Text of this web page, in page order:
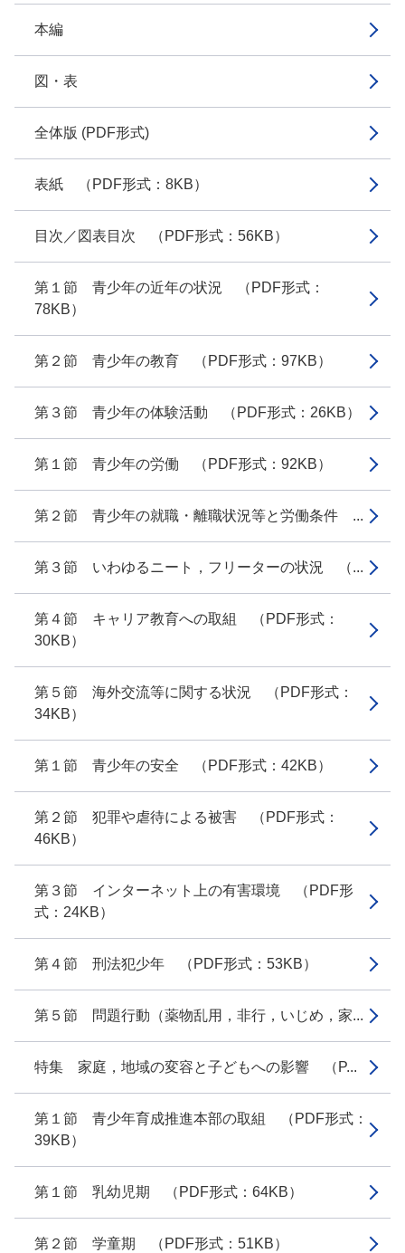
本編
図・表
全体版 (PDF形式)
表紙 （PDF形式：8KB）
目次／図表目次 （PDF形式：56KB）
第１節 青少年の近年の状況 （PDF形式：
78KB）
第２節 青少年の教育 （PDF形式：97KB）
第３節 青少年の体験活動 （PDF形式：26KB）
第１節 青少年の労働 （PDF形式：92KB）
第２節 青少年の就職・離職状況等と労働条件 ...
第３節 いわゆるニート，フリーターの状況 （...
第４節 キャリア教育への取組 （PDF形式：
30KB）
第５節 海外交流等に関する状況 （PDF形式：
34KB）
第１節 青少年の安全 （PDF形式：42KB）
第２節 犯罪や虐待による被害 （PDF形式：
46KB）
第３節 インターネット上の有害環境 （PDF形
式：24KB）
第４節 刑法犯少年 （PDF形式：53KB）
第５節 問題行動（薬物乱用，非行，いじめ，家...
特集 家庭，地域の変容と子どもへの影響 （P...
第１節 青少年育成推進本部の取組 （PDF形式：
39KB）
第１節 乳幼児期 （PDF形式：64KB）
第２節 学童期 （PDF形式：51KB）